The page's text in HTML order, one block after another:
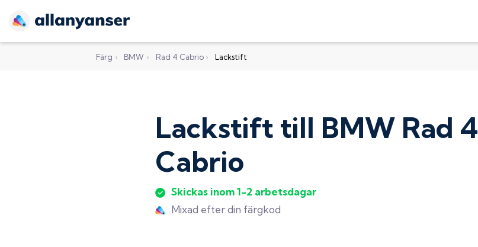
Färg › BMW › Rad 4 Cabrio › Lackstift
Lackstift till BMW Rad 4
Cabrio
Skickas inom 1-2 arbetsdagar
Mixad efter din färgkod